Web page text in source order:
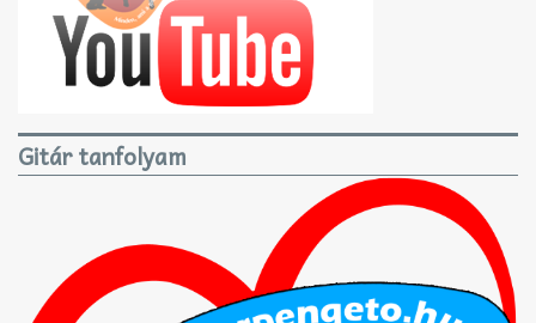
Gitár tanfolyam